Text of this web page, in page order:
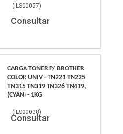
( ILS00057)
Consultar
CARGA TONER P/ BROTHER
COLOR UNIV - TN221 TN225
TN315 TN319 TN326 TN419,
(CYAN) - 1KG
( ILS00038)
Consultar